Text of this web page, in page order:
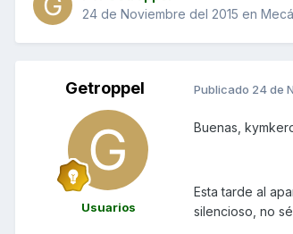
24 de Noviembre del 2015 en
Getroppel
Usuarios
Publicado 24 de
Buenas,
Esta tarde al
silencioso, no